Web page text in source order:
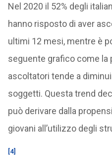
Nel 2020 il 52% degli
hanno risposto di aver
ultimi 12 mesi, mentre è
seguente grafico come la
ascoltatori tende a
soggetti. Questa trend
può derivare dalla
giovani all’utilizzo degli
[4]